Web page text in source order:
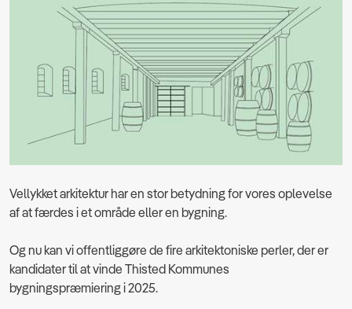
Vellykket arkitektur har en stor betydning for vores oplevelse
af at færdes i et område eller en bygning.
Og nu kan vi offentliggøre de fire arkitektoniske perler, der er
kandidater til at vinde Thisted Kommunes
bygningspræmiering i 2025.